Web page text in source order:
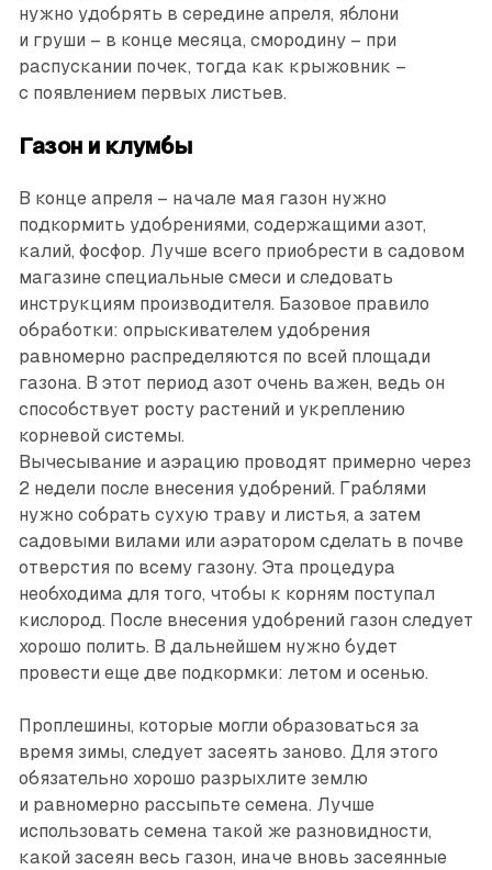
нужно удобрять в середине апреля, яблони
и груши – в конце месяца, смородину – при
распускании почек, тогда как крыжовник –
с появлением первых листьев.
Газон и клумбы
В конце апреля – начале мая газон нужно
подкормить удобрениями, содержащими азот,
калий, фосфор. Лучше всего приобрести в садовом
магазине специальные смеси и следовать
инструкциям производителя. Базовое правило
обработки: опрыскивателем удобрения
равномерно распределяются по всей площади
газона. В этот период азот очень важен, ведь он
способствует росту растений и укреплению
корневой системы.
Вычесывание и аэрацию проводят примерно через
2 недели после внесения удобрений. Граблями
нужно собрать сухую траву и листья, а затем
садовыми вилами или аэратором сделать в почве
отверстия по всему газону. Эта процедура
необходима для того, чтобы к корням поступал
кислород. После внесения удобрений газон следует
хорошо полить. В дальнейшем нужно будет
провести еще две подкормки: летом и осенью.
Проплешины, которые могли образоваться за
время зимы, следует засеять заново. Для этого
обязательно хорошо разрыхлите землю
и равномерно рассыпьте семена. Лучше
использовать семена такой же разновидности,
какой засеян весь газон, иначе вновь засеянные